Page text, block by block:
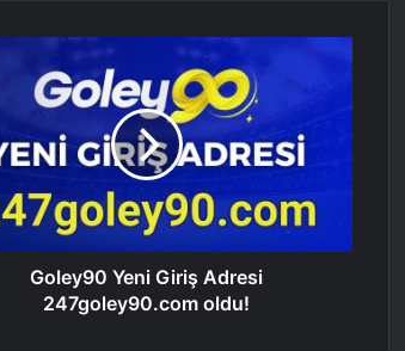
Goley90 Yeni Giriş Adresi
247goley90.com oldu!